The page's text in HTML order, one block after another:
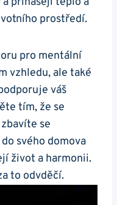
prostředí.
pro mentální
vzhledu, ale také
váš
tím, že se
se
svého domova
život a harmonii.
to odvděčí.